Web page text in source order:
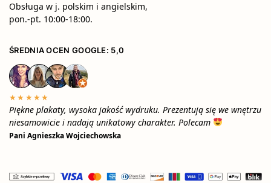
Obsługa w j. polskim i angielskim,
pon.-pt. 10:00-18:00.
ŚREDNIA OCEN GOOGLE: 5,0
★★★★★
Piękne plakaty, wysoka jakość wydruku. Prezentują się we wnętrzu
niesamowicie i nadają unikatowy charakter. Polecam
Pani Agnieszka Wojciechowska